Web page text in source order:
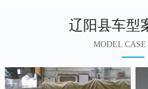
辽阳县车型
MODEL CASE